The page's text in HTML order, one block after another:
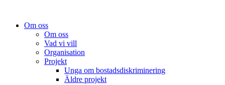
Om oss
Om oss
Vad vi vill
Organisation
Projekt
Unga om bostadsdiskriminering
Äldre projekt